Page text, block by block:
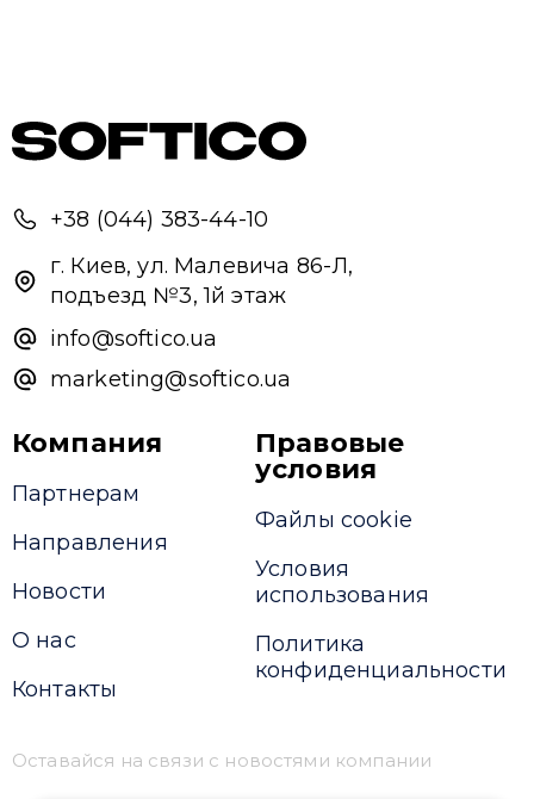
+38 (044) 383-44-10
г. Киев, ул. Малевича 86-Л,
подъезд №3, 1й этаж
info@softico.ua
marketing@softico.ua
Компания
Партнерам
Направления
Новости
О нас
Контакты
Правовые
условия
Файлы cookie
Условия
использования
Политика
конфиденциальности
Оставайся на связи с новостями компании